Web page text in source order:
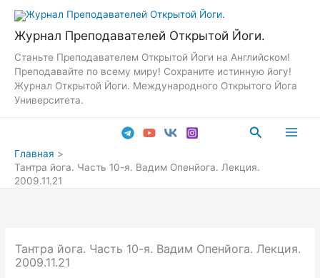
Перейти
содержимому
Журнал Преподавателей Открытой Йоги.
Станьте Преподавателем Открытой Йоги на Английском!
Преподавайте по всему миру! Сохраните истинную йогу!
Журнал Открытой Йоги. Международного Открытого Йога
Университета.
Поиск
Главная
Тантра йога. Часть 10-я. Вадим Опенйога. Лекция.
2009.11.21
Тантра йога. Часть 10-я. Вадим Опенйога. Лекция.
2009.11.21